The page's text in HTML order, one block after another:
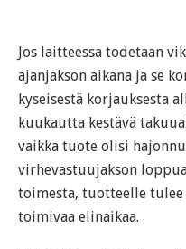
Jos laitteessa todetaan
ajanjakson aikana ja se
kyseisestä korjauksesta
kuukautta kestävä
vaikka tuote olisi
virhevastuujakson
toimesta, tuotteelle
toimivaa elinaikaa.